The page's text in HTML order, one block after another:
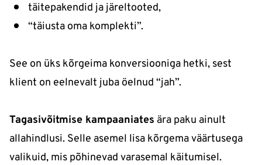
täitepakendid ja järeltooted,
“täiusta oma komplekti”.
See on üks kõrgeima konversiooniga hetki, sest
klient on eelnevalt juba öelnud “jah”.
Tagasivõitmise kampaaniates ära paku ainult
allahindlusi. Selle asemel lisa kõrgema väärtusega
valikuid, mis põhinevad varasemal käitumisel.